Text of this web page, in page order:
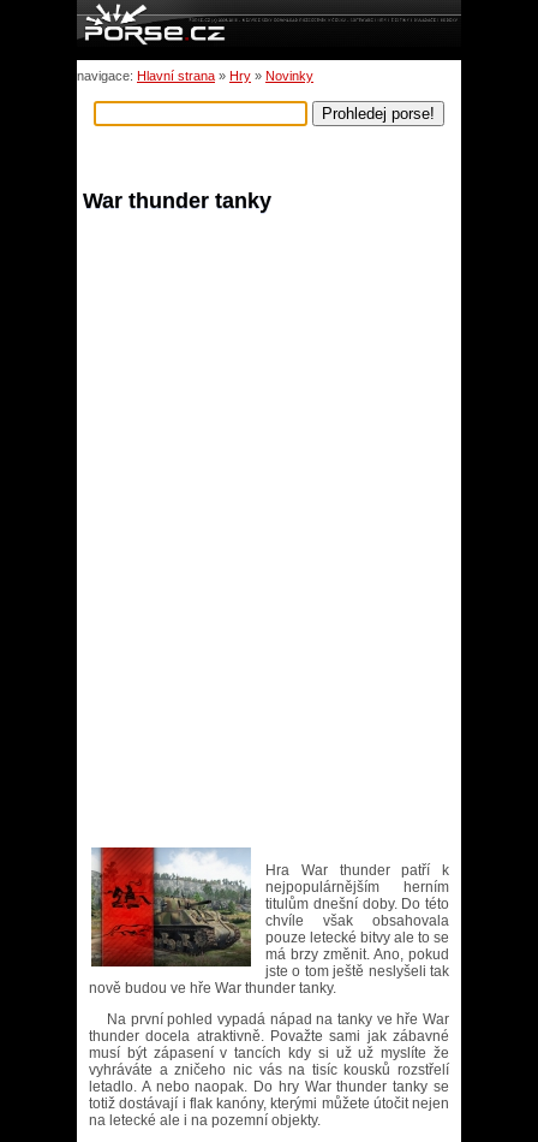
navigace: Hlavní strana » Hry » Novinky
War thunder tanky
Hra War thunder patří k
nejpopulárnějším herním
titulům dnešní doby. Do této
chvíle však obsahovala
pouze letecké bitvy ale to se
má brzy změnit. Ano, pokud
jste o tom ještě neslyšeli tak
nově budou ve hře War thunder tanky.
Na první pohled vypadá nápad na tanky ve hře War
thunder docela atraktivně. Považte sami jak zábavné
musí být zápasení v tancích kdy si už už myslíte že
vyhráváte a zničeho nic vás na tisíc kousků rozstřelí
letadlo. A nebo naopak. Do hry War thunder tanky se
totiž dostávají i flak kanóny, kterými můžete útočit nejen
na letecké ale i na pozemní objekty.